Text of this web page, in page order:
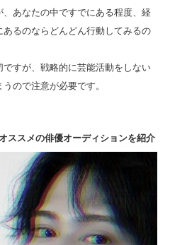
あなたの中ですでにある程度、経
るのならどんどん行動してみるの
すが、戦略的に芸能活動をしない
ので注意が必要です。
ススメの俳優オーディションを紹介